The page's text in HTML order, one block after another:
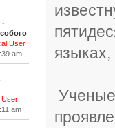
-
User
am
User
am